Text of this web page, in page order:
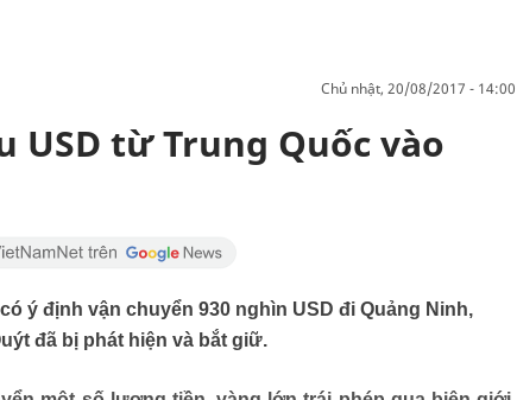
chủ nhật, 20/08/2017 - 14:00
USD từ Trung Quốc vào
ý định vận chuyển 930 nghìn USD đi Quảng Ninh,
đã bị phát hiện và bắt giữ.